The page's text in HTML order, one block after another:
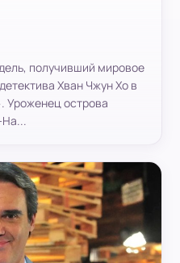
получивший мировое
Хван Чжун Хо в
Уроженец острова
На...